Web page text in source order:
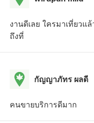
งานดีเลย ใครมาเที่ยวแ
ถึงที่
กัญญาภัทร ผลดี
คนขายบริการดีมาก